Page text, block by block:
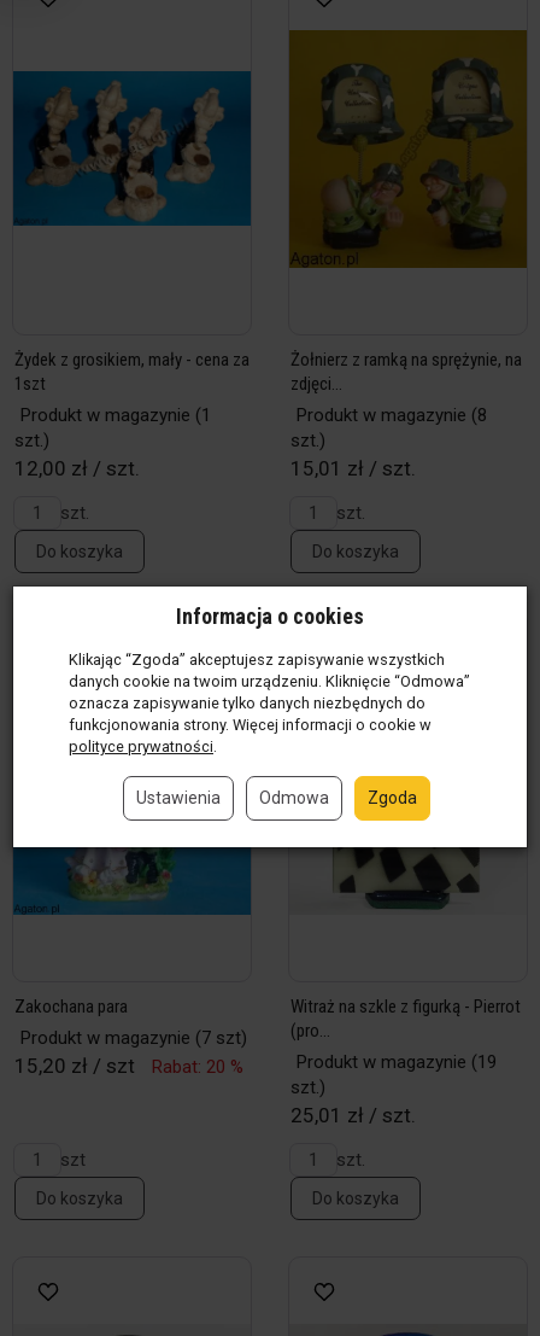
Żydek z grosikiem, mały - cena za
1szt
Produkt w magazynie (1
szt.)
12,00 zł / szt.
szt.
Do koszyka
Żołnierz z ramką na sprężynie, na
zdjęci...
Produkt w magazynie (8
szt.)
15,01 zł / szt.
szt.
Do koszyka
Zakochana para
Produkt w magazynie (7 szt)
15,20 zł / szt Rabat: 20 %
szt
Do koszyka
Witraż na szkle z figurką - Pierrot
(pro...
Produkt w magazynie (19
szt.)
25,01 zł / szt.
szt.
Do koszyka
Informacja o cookies
Klikając “Zgoda” akceptujesz zapisywanie wszystkich
danych cookie na twoim urządzeniu. Kliknięcie “Odmowa”
oznacza zapisywanie tylko danych niezbędnych do
funkcjonowania strony. Więcej informacji o cookie w
polityce prywatności.
Ustawienia Odmowa Zgoda